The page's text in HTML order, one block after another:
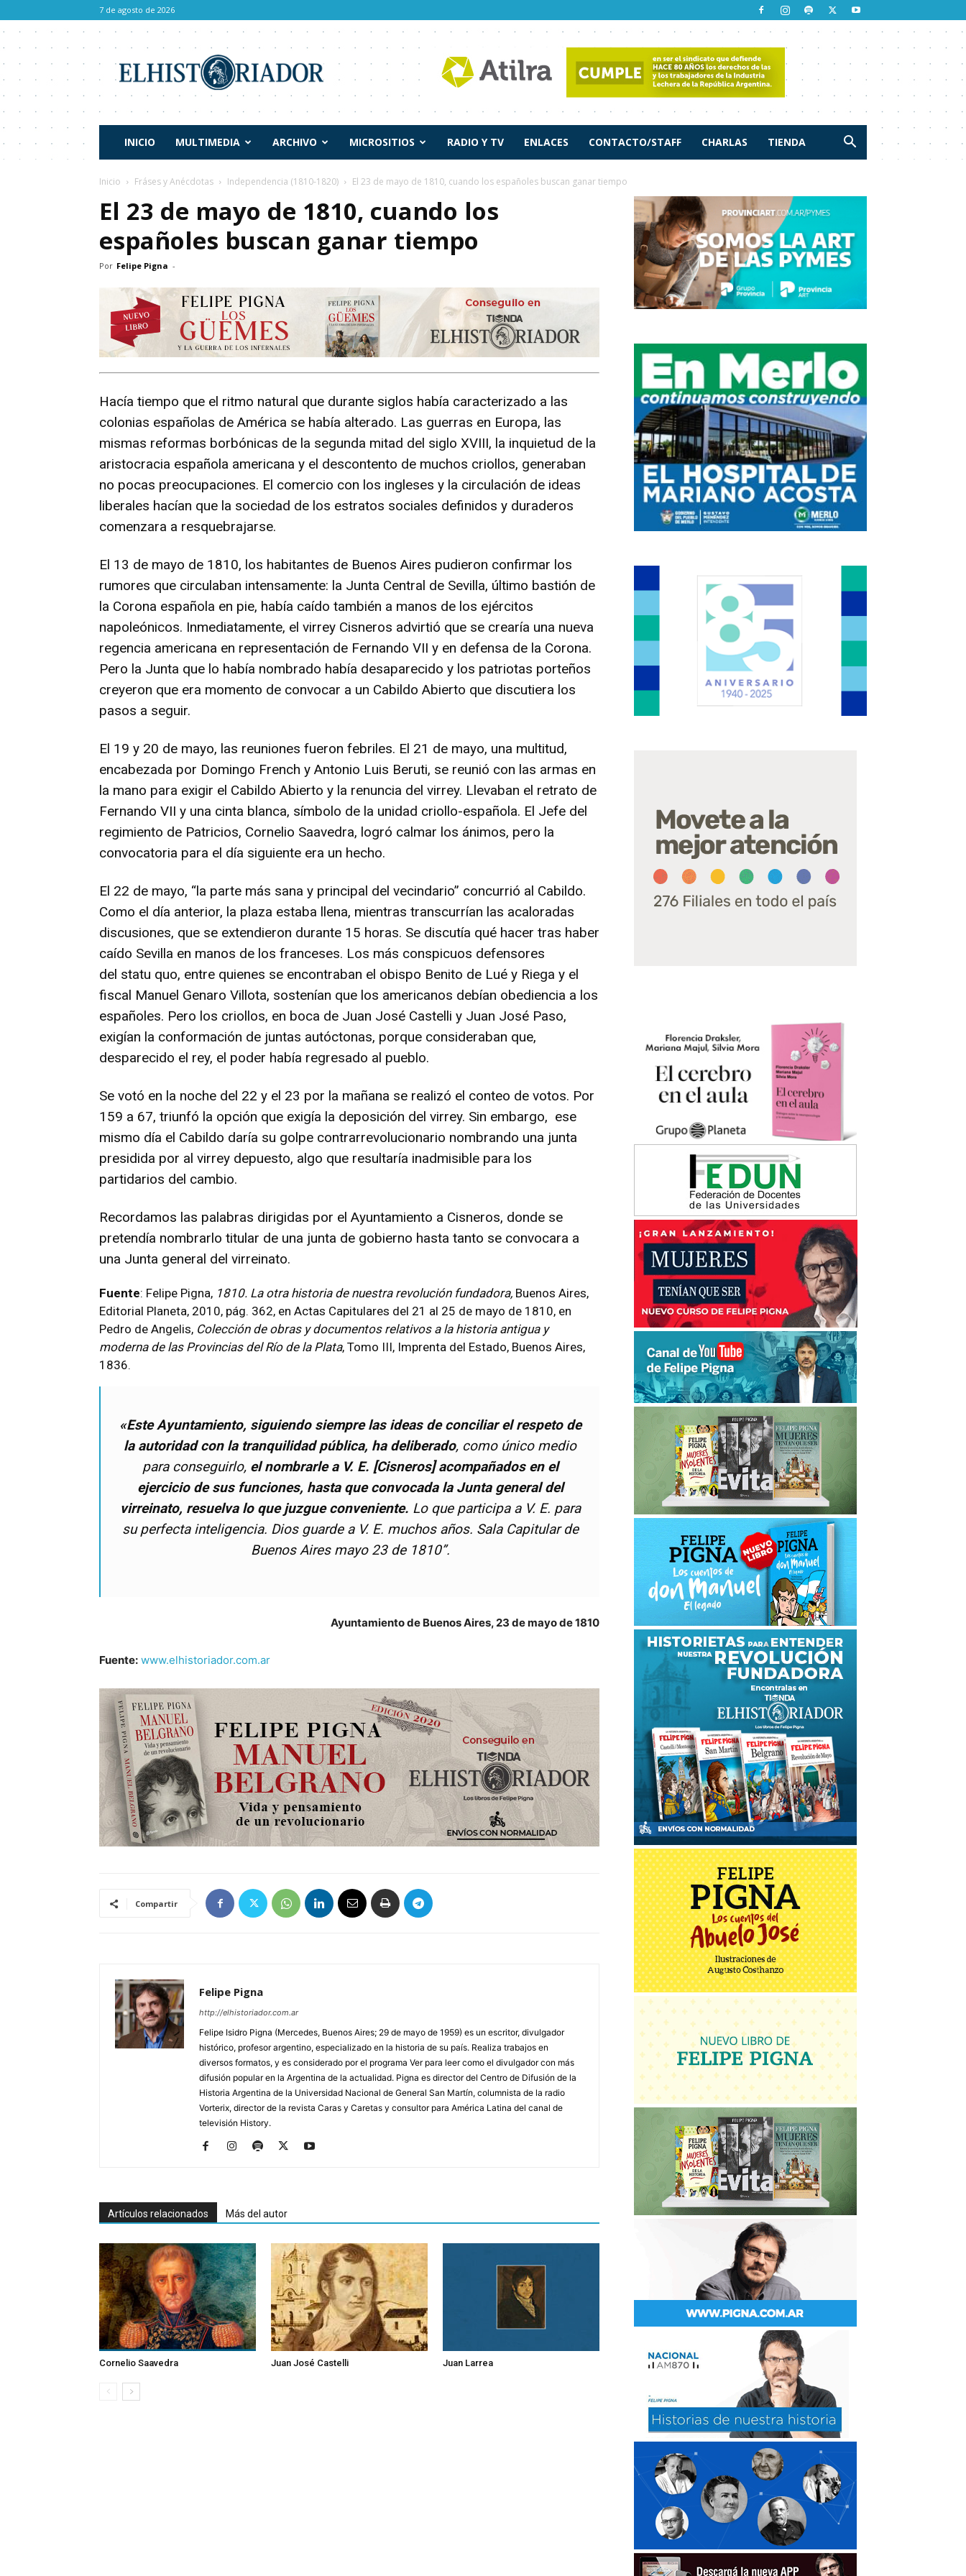
7 de agosto de 2026
Historiador
INICIO MULTIMEDIA ARCHIVO MICROSITIOS RADIO Y TV ENLACES CONTACTO/STAFF CHARLAS TIENDA
Inicio Fráses y Anécdotas Independencia (1810-1820) El 23 de mayo de 1810, cuando los españoles buscan ganar tiempo
El 23 de mayo de 1810, cuando los
españoles buscan ganar tiempo
Por Felipe Pigna -
Hacía tiempo que el ritmo natural que durante siglos había caracterizado a las
colonias españolas de América se había alterado. Las guerras en Europa, las
mismas reformas borbónicas de la segunda mitad del siglo XVIII, la inquietud de la
aristocracia española americana y el descontento de muchos criollos, generaban
no pocas preocupaciones. El comercio con los ingleses y la circulación de ideas
liberales hacían que la sociedad de los estratos sociales definidos y duraderos
comenzara a resquebrajarse.
El 13 de mayo de 1810, los habitantes de Buenos Aires pudieron confirmar los
rumores que circulaban intensamente: la Junta Central de Sevilla, último bastión de
la Corona española en pie, había caído también a manos de los ejércitos
napoleónicos. Inmediatamente, el virrey Cisneros advirtió que se crearía una nueva
regencia americana en representación de Fernando VII y en defensa de la Corona.
Pero la Junta que lo había nombrado había desaparecido y los patriotas porteños
creyeron que era momento de convocar a un Cabildo Abierto que discutiera los
pasos a seguir.
El 19 y 20 de mayo, las reuniones fueron febriles. El 21 de mayo, una multitud,
encabezada por Domingo French y Antonio Luis Beruti, se reunió con las armas en
la mano para exigir el Cabildo Abierto y la renuncia del virrey. Llevaban el retrato de
Fernando VII y una cinta blanca, símbolo de la unidad criollo-española. El Jefe del
regimiento de Patricios, Cornelio Saavedra, logró calmar los ánimos, pero la
convocatoria para el día siguiente era un hecho.
El 22 de mayo, “la parte más sana y principal del vecindario” concurrió al Cabildo.
Como el día anterior, la plaza estaba llena, mientras transcurrían las acaloradas
discusiones, que se extendieron durante 15 horas. Se discutía qué hacer tras haber
caído Sevilla en manos de los franceses. Los más conspicuos defensores
del statu quo, entre quienes se encontraban el obispo Benito de Lué y Riega y el
fiscal Manuel Genaro Villota, sostenían que los americanos debían obediencia a los
españoles. Pero los criollos, en boca de Juan José Castelli y Juan José Paso,
exigían la conformación de juntas autóctonas, porque consideraban que,
desparecido el rey, el poder había regresado al pueblo.
Se votó en la noche del 22 y el 23 por la mañana se realizó el conteo de votos. Por
159 a 67, triunfó la opción que exigía la deposición del virrey. Sin embargo, ese
mismo día el Cabildo daría su golpe contrarrevolucionario nombrando una junta
presidida por al virrey depuesto, algo que resultaría inadmisible para los
partidarios del cambio.
Recordamos las palabras dirigidas por el Ayuntamiento a Cisneros, donde se
pretendía nombrarlo titular de una junta de gobierno hasta tanto se convocara a
una Junta general del virreinato.
Fuente: Felipe Pigna, 1810. La otra historia de nuestra revolución fundadora, Buenos Aires,
Editorial Planeta, 2010, pág. 362, en Actas Capitulares del 21 al 25 de mayo de 1810, en
Pedro de Angelis, Colección de obras y documentos relativos a la historia antigua y
moderna de las Provincias del Río de la Plata, Tomo III, Imprenta del Estado, Buenos Aires,
1836.
«Este Ayuntamiento, siguiendo siempre las ideas de conciliar el respeto de
la autoridad con la tranquilidad pública, ha deliberado, como único medio
para conseguirlo, el nombrarle a V. E. [Cisneros] acompañados en el
ejercicio de sus funciones, hasta que convocada la Junta general del
virreinato, resuelva lo que juzgue conveniente. Lo que participa a V. E. para
su perfecta inteligencia. Dios guarde a V. E. muchos años. Sala Capitular de
Buenos Aires mayo 23 de 1810”.
Ayuntamiento de Buenos Aires, 23 de mayo de 1810
Fuente: www.elhistoriador.com.ar
Compartir
Felipe Pigna
http://elhistoriador.com.ar
Felipe Isidro Pigna (Mercedes, Buenos Aires; 29 de mayo de 1959) es un escritor, divulgador
histórico, profesor argentino, especializado en la historia de su país. Realiza trabajos en
diversos formatos, y es considerado por el programa Ver para leer como el divulgador con más
difusión popular en la Argentina de la actualidad. Pigna es director del Centro de Difusión de la
Historia Argentina de la Universidad Nacional de General San Martín, columnista de la radio
Vorterix, director de la revista Caras y Caretas y consultor para América Latina del canal de
televisión History.
Artículos relacionados Más del autor
Cornelio Saavedra Juan José Castelli Juan Larrea